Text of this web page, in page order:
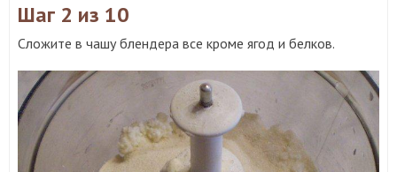
Шаг 2 из 10
Сложите в чашу блендера все кроме ягод и белков.